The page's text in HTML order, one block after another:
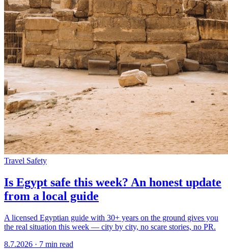
Travel Safety
Is Egypt safe this week? An honest update
from a local guide
A licensed Egyptian guide with 30+ years on the ground gives you
the real situation this week — city by city, no scare stories, no PR.
8.7.2026 · 7 min read